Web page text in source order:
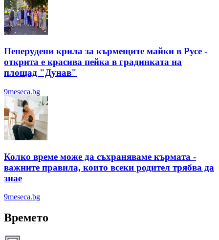
Пеперудени крила за кърмещите майки в Русе -
открита е красива пейка в градинката на
площад "Дунав"
9meseca.bg
Колко време може да съхраняваме кърмата -
важните правила, които всеки родител трябва да
знае
9meseca.bg
Времето